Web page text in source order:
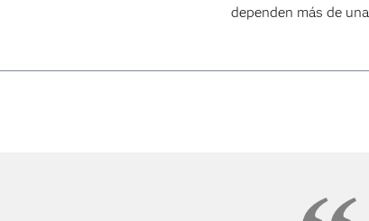
dependen más de